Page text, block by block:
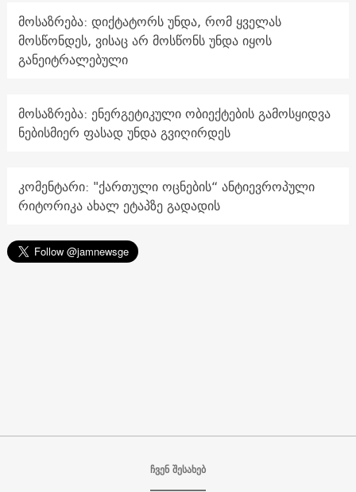
მოსაზრება: დიქტატორს უნდა, რომ ყველას
მოსწონდეს, ვისაც არ მოსწონს უნდა იყოს
განეიტრალებული
მოსაზრება: ენერგეტიკული ობიექტების გამოსყიდვა
ნებისმიერ ფასად უნდა გვიღირდეს
კომენტარი: "ქართული ოცნების“ ანტიევროპული
რიტორიკა ახალ ეტაპზე გადადის
ჩვენ შესახებ